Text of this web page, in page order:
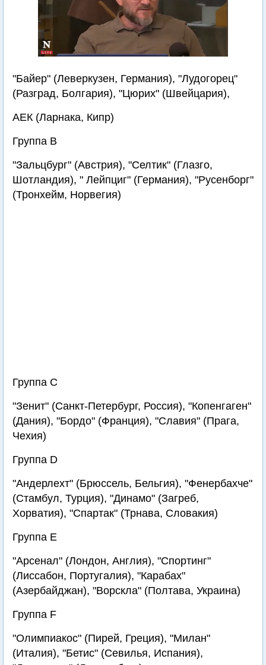
"Байер" (Леверкузен, Германия), "Лудогорец"
(Разград, Болгария), "Цюрих" (Швейцария),
АЕК (Ларнака, Кипр)
Группа B
"Зальцбург" (Австрия), "Селтик" (Глазго,
Шотландия), " Лейпциг" (Германия), "Русенборг"
(Тронхейм, Норвегия)
Группа C
"Зенит" (Санкт-Петербург, Россия), "Копенгаген"
(Дания), "Бордо" (Франция), "Славия" (Прага,
Чехия)
Группа D
"Андерлехт" (Брюссель, Бельгия), "Фенербахче"
(Стамбул, Турция), "Динамо" (Загреб,
Хорватия), "Спартак" (Трнава, Словакия)
Группа E
"Арсенал" (Лондон, Англия), "Спортинг"
(Лиссабон, Португалия), "Карабах"
(Азербайджан), "Ворскла" (Полтава, Украина)
Группа F
"Олимпиакос" (Пирей, Греция), "Милан"
(Италия), "Бетис" (Севилья, Испания),